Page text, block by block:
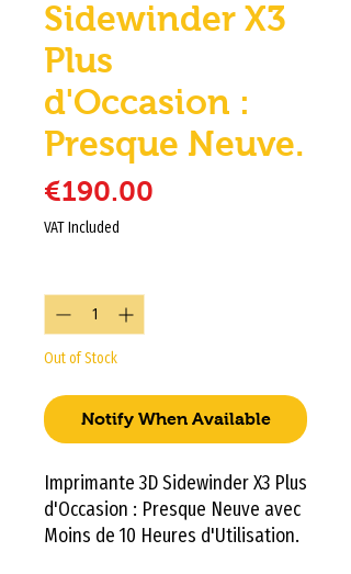
Sidewinder X3
Plus
d'Occasion :
Presque Neuve.
€190.00
VAT Included
Out of Stock
Notify When Available
Imprimante 3D Sidewinder X3 Plus
d'Occasion : Presque Neuve avec
Moins de 10 Heures d'Utilisation.